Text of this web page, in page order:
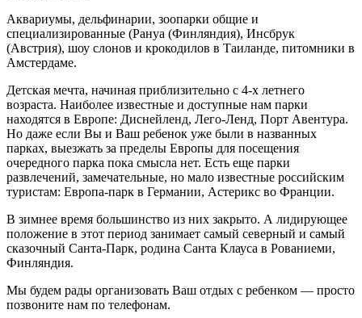
Аквариумы, дельфинарии, зоопарки общие и
специализированные (Рануа (Финляндия), Инсбрук
(Австрия), шоу слонов и крокодилов в Таиланде, питомники в
Амстердаме.
Детская мечта, начиная приблизительно с 4-х летнего
возраста. Наиболее известные и доступные нам парки
находятся в Европе: Диснейленд, Лего-Ленд, Порт Авентура.
Но даже если Вы и Ваш ребенок уже были в названных
парках, выезжать за пределы Европы для посещения
очередного парка пока смысла нет. Есть еще парки
развлечений, замечательные, но мало известные российским
туристам: Европа-парк в Германии, Астерикс во Франции.
В зимнее время большинство из них закрыто. А лидирующее
положение в этот период занимает самый северный и самый
сказочный Санта-Парк, родина Санта Клауса в Рованиеми,
Финляндия.
Мы будем рады организовать Ваш отдых с ребенком — просто
позвоните нам по телефонам.